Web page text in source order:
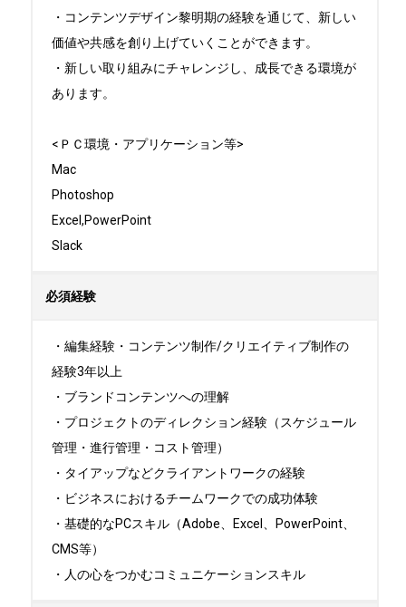
・コンテンツデザイン黎明期の経験を通じて、新しい
価値や共感を創り上げていくことができます。
・新しい取り組みにチャレンジし、成長できる環境が
あります。
<ＰＣ環境・アプリケーション等>
Mac
Photoshop
Excel,PowerPoint
Slack
必須経験
・編集経験・コンテンツ制作/クリエイティブ制作の
経験3年以上
・ブランドコンテンツへの理解
・プロジェクトのディレクション経験（スケジュール
管理・進行管理・コスト管理）
・タイアップなどクライアントワークの経験
・ビジネスにおけるチームワークでの成功体験
・基礎的なPCスキル（Adobe、Excel、PowerPoint、
CMS等）
・人の心をつかむコミュニケーションスキル